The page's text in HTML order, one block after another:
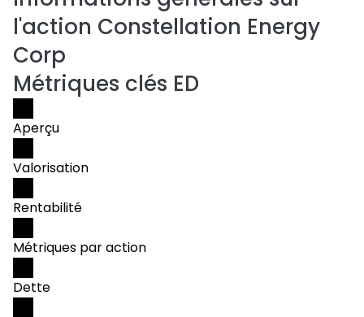
l'action Constellation Energy
Corp
Métriques clés ED
Aperçu
Valorisation
Rentabilité
Métriques par action
Dette